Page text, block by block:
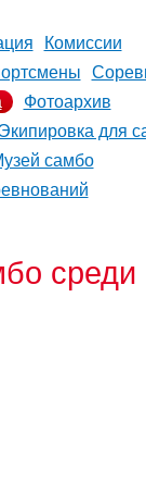
Комиссии
Фотоархив
Экипировка для
самбо